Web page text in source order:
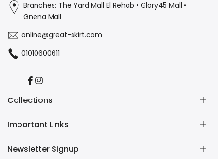
Branches: The Yard Mall El Rehab • Glory45 Mall •
Gnena Mall
online@great-skirt.com
01010600611
Facebook
Instagram
Collections
Casual
Home Wear
Important Links
Contact us
Newsletter Signup